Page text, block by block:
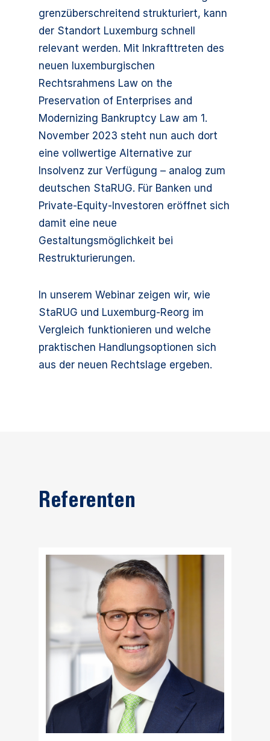
grenzüberschreitend strukturiert, kann
der Standort Luxemburg schnell
relevant werden. Mit Inkrafttreten des
neuen luxemburgischen
Rechtsrahmens Law on the
Preservation of Enterprises and
Modernizing Bankruptcy Law am 1.
November 2023 steht nun auch dort
eine vollwertige Alternative zur
Insolvenz zur Verfügung – analog zum
deutschen StaRUG. Für Banken und
Private‑Equity‑Investoren eröffnet sich
damit eine neue
Gestaltungsmöglichkeit bei
Restrukturierungen.
In unserem Webinar zeigen wir, wie
StaRUG und Luxemburg‑Reorg im
Vergleich funktionieren und welche
praktischen Handlungsoptionen sich
aus der neuen Rechtslage ergeben.
Referenten